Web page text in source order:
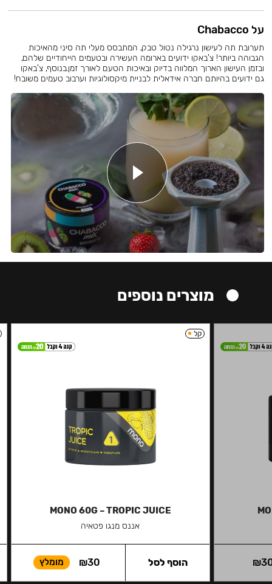
על Chabacco
תערובת תה לעישון נרגילה נטול טבק, המתבסס מעלי תה סיני מהאיכות
הגבוהה ביותר! צ'באקו ידועים בארומה העשירה ובטעמים הייחודיים שלהם,
ובזמן העישון הארוך המלווה בדיוק ובאיכות הטעם לאורך זמן.בנוסף, צ'באקו
גם ידועים בהיותם חברה אידאלית לבניית מיקסולוגיות וערבוב טעמים משובח!
מוצרים נוספים
₪
קל
MONO 60G – TROPIC JUICE
אננס מנגו פטאיה
₪30 מומלץ הוסף לסל